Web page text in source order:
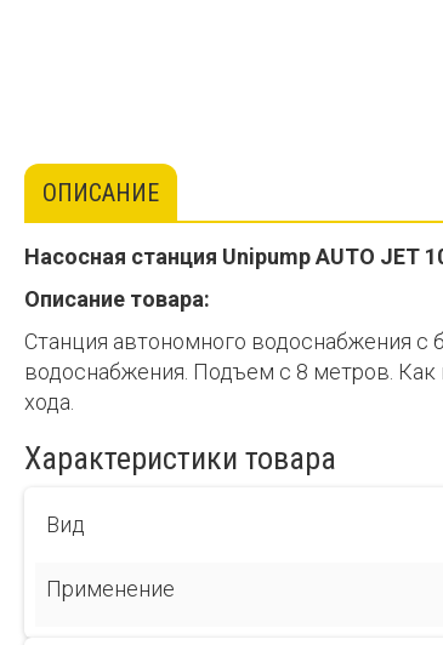
ОПИСАНИЕ
Насосная станция Unipump AUTO JET
Описание товара:
Станция автономного водоснабжения с
водоснабжения. Подъем с 8 метров.
хода.
Характеристики товара
Вид
Применение